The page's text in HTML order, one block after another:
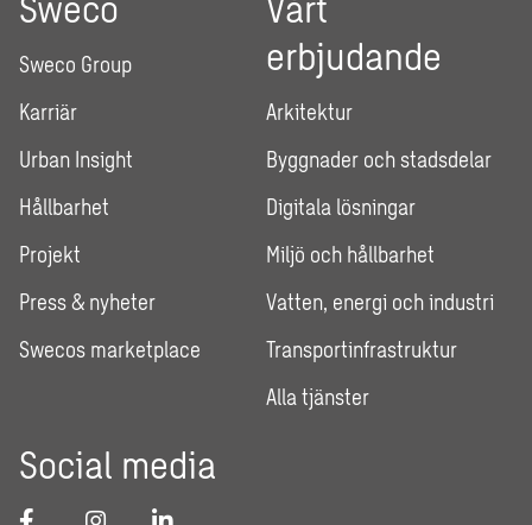
Sweco Group
Karriär
Urban Insight
Hållbarhet
Projekt
Press & nyheter
Swecos marketplace
erbjudande
Arkitektur
Byggnader och stadsdelar
Digitala lösningar
Miljö och hållbarhet
Vatten, energi och industri
Transportinfrastruktur
Alla tjänster
Social media